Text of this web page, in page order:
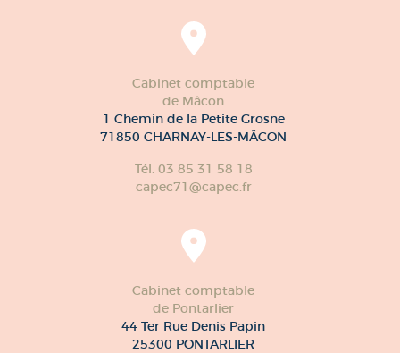
Cabinet comptable
de Mâcon
1 Chemin de la Petite Grosne
71850 CHARNAY-LES-MÂCON
Tél. 03 85 31 58 18
capec71@capec.fr
Cabinet comptable
de Pontarlier
44 Ter Rue Denis Papin
25300 PONTARLIER